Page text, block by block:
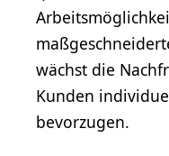
wächst die
Kunden
bevorzugen.